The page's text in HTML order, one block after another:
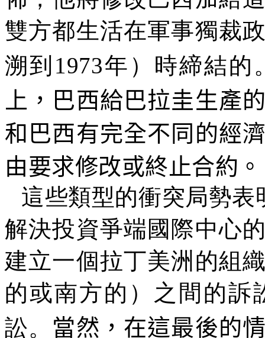
雙方都生活在軍事獨裁
溯到 1973年）時締結的
上，巴西給巴拉圭生產
和巴西有完全不同的經
由要求修改或終止合約。
這些類型的衝突局勢
解決投資爭端國際中心
建立一個拉丁美洲的組
的或南方的）之間的訴
訟。 當然，在這最後的